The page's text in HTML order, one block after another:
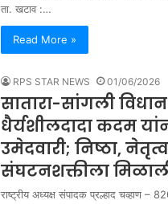
ता. खटाव :…
Read More »
RPS STAR NEWS 01/06/2026
सातारा-सांगली
धैर्यशीलदादा कदम
उमेदवारी; निष्ठा,
संघटनशक्तीला
राष्ट्रीय अध्यक्ष संपादक प्रल्हाद चव्हाण –